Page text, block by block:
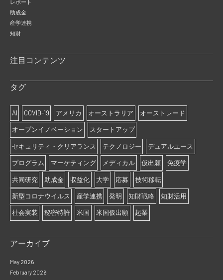
レポート
助成金
産学連携
知財
注目コンテンツ
タグ
AI COVID-19 アメリカ オーストラリア オーストレード
オープンイノベーション スタートアップ
セキュリティ・クリアランス テクノロジー デュアルユース
プログラム マーケティング メディカル 仮出願 免疫学
共同研究 助成金 収益化 大学 応募 技術移転
新型コロナウイルス 産学連携 発明 知財戦略 知財活用
社会実装 秘密特許 米国 米国仮出願 起業
アーカイブ
May 2026
February 2026